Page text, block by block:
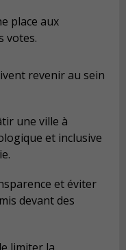
place aux
votes.
revenir au sein
une ville à
et inclusive
et éviter
devant des